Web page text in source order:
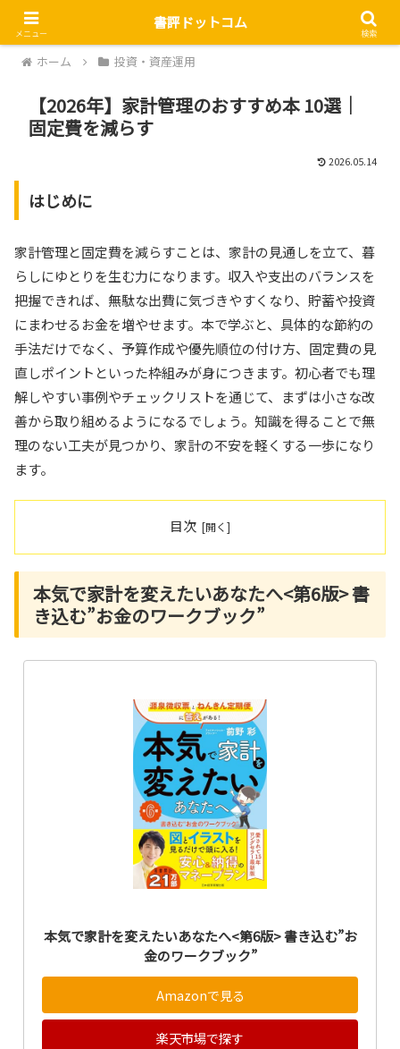
ホーム 投資・資産運用
【2026年】家計管理のおすすめ本 10選｜
固定費を減らす
2026.05.14
はじめに
家計管理と固定費を減らすことは、家計の見通しを立て、暮
らしにゆとりを生む力になります。収入や支出のバランスを
把握できれば、無駄な出費に気づきやすくなり、貯蓄や投資
にまわせるお金を増やせます。本で学ぶと、具体的な節約の
手法だけでなく、予算作成や優先順位の付け方、固定費の見
直しポイントといった枠組みが身につきます。初心者でも理
解しやすい事例やチェックリストを通じて、まずは小さな改
善から取り組めるようになるでしょう。知識を得ることで無
理のない工夫が見つかり、家計の不安を軽くする一歩になり
ます。
目次
本気で家計を変えたいあなたへ<第6版> 書
き込む”お金のワークブック”
本気で家計を変えたいあなたへ<第6版> 書き込む”お
金のワークブック”
Amazonで見る
楽天市場で探す
メニュー
書評ドットコム
検索